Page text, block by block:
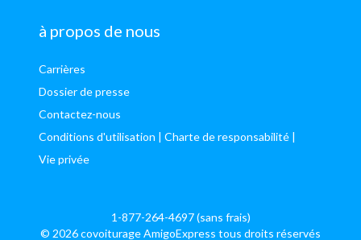
à propos de nous
Carrières
Dossier de presse
Contactez-nous
Conditions d'utilisation | Charte de responsabilité |
Vie privée
1-877-264-4697 (sans frais)
© 2026 covoiturage AmigoExpress tous droits réservés